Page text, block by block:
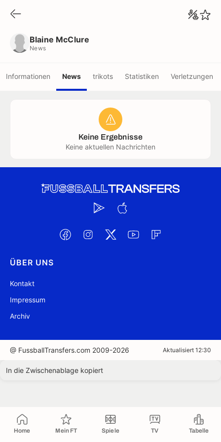
Home Mein FT Spiele TV Tabelle
Blaine McClure
News
Informationen News trikots Statistiken Verletzungen
Keine Ergebnisse
Keine aktuellen Nachrichten
ÜBER UNS
Kontakt
Impressum
Archiv
@ FussballTransfers.com 2009-2026 Aktualisiert 12:30
In die Zwischenablage kopiert